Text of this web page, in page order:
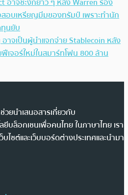
สอบเหรียญมีมของทรัมป์ เพราะทำนัก
นยับ
อาจเป็นผู้นำแจกจ่าย Stablecoin หลัง
เจอร์ใหม่ในสมาร์ทโฟน 800 ล้าน
ยนำเสนอสารเกี่ยวกับ
ยีบล็อกเชนเพื่อคนไทย ในภาษาไทย เรา
ซต์และเว็บบอร์ดต่างประเทศและนำมา